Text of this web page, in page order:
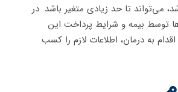
می‌تواند تا حد زیادی متغیر باشد. در
توسط بیمه و شرایط پرداخت این
به درمان، اطلاعات لازم را کسب